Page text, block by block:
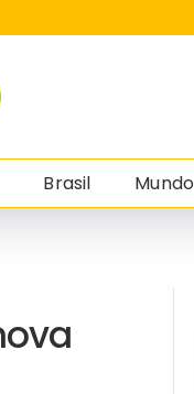
Brasil Mundo